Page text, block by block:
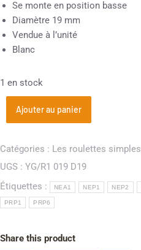
Se monte en position basse
Diamètre 19 mm
Vendue à l’unité
Blanc
1 en stock
Ajouter au panier
Catégories : Les roulettes simples
UGS : YG/R1 019 D19
Étiquettes :
NEA1 NEP1 NEP2
PRP1 PRP6
Share this product